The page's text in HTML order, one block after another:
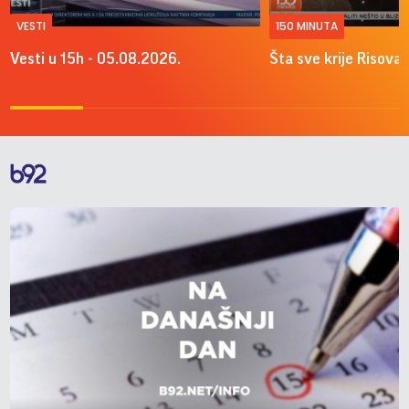
VESTI
Vesti u 15h - 05.08.2026.
150 MINUTA
Šta sve krije